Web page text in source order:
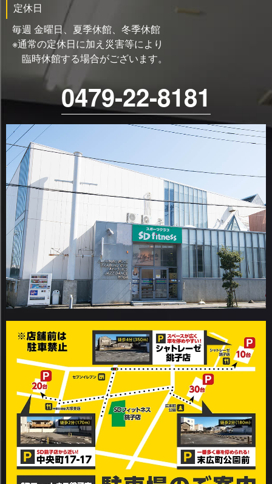
定休日
毎週 金曜日、夏季休館、冬季休館
※通常の定休日に加え災害等により
臨時休館する場合がございます。
0479-22-8181